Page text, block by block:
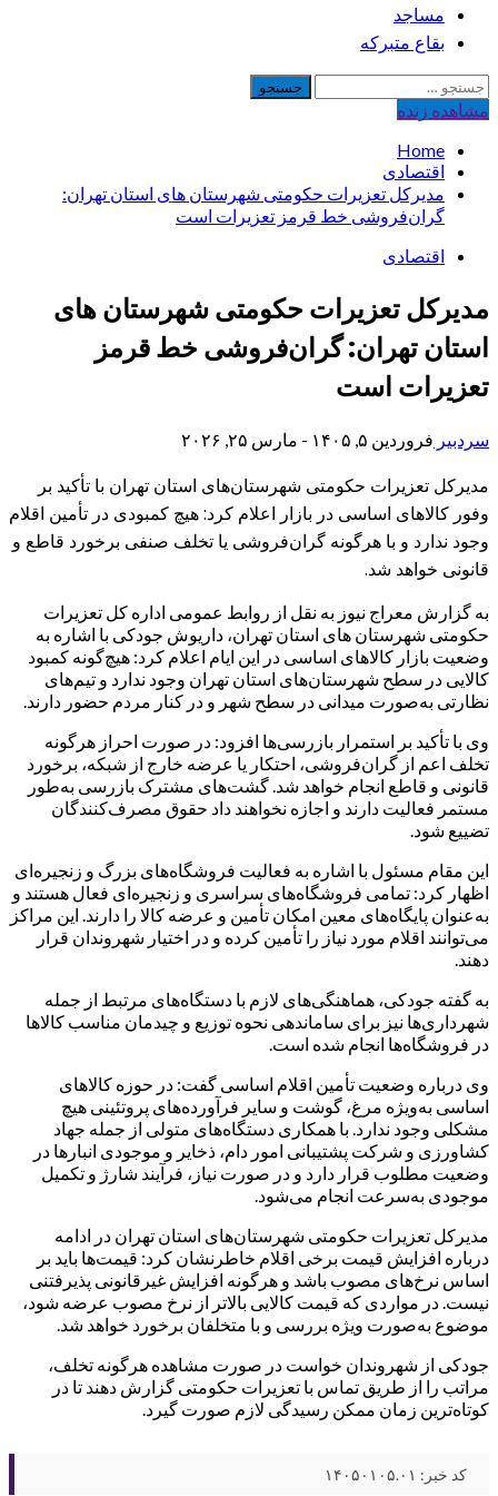
مساجد
بقاع متبرکه
جستجو
برای:
مشاهده‌ زنده
Home
اقتصادی
مدیرکل تعزیرات حکومتی شهرستان های استان تهران:
گران‌فروشی خط قرمز تعزیرات است
اقتصادی
مدیرکل تعزیرات حکومتی شهرستان های
استان تهران: گران‌فروشی خط قرمز
تعزیرات است
سردبیر فروردین ۵, ۱۴۰۵ - مارس ۲۵, ۲۰۲۶
مدیرکل تعزیرات حکومتی شهرستان‌های استان تهران با تأکید بر
وفور کالاهای اساسی در بازار اعلام کرد: هیچ کمبودی در تأمین اقلام
وجود ندارد و با هرگونه گران‌فروشی یا تخلف صنفی برخورد قاطع و
قانونی خواهد شد.
به گزارش معراج نیوز به نقل از روابط عمومی اداره کل تعزیرات
حکومتی شهرستان های استان تهران، داریوش جودکی با اشاره به
وضعیت بازار کالاهای اساسی در این ایام اعلام کرد: هیچ‌گونه کمبود
کالایی در سطح شهرستان‌های استان تهران وجود ندارد و تیم‌های
نظارتی به‌صورت میدانی در سطح شهر و در کنار مردم حضور دارند.
وی با تأکید بر استمرار بازرسی‌ها افزود: در صورت احراز هرگونه
تخلف اعم از گران‌فروشی، احتکار یا عرضه خارج از شبکه، برخورد
قانونی و قاطع انجام خواهد شد. گشت‌های مشترک بازرسی به‌طور
مستمر فعالیت دارند و اجازه نخواهند داد حقوق مصرف‌کنندگان
تضییع شود.
این مقام مسئول با اشاره به فعالیت فروشگاه‌های بزرگ و زنجیره‌ای
اظهار کرد: تمامی فروشگاه‌های سراسری و زنجیره‌ای فعال هستند و
به‌عنوان پایگاه‌های معین امکان تأمین و عرضه کالا را دارند. این مراکز
می‌توانند اقلام مورد نیاز را تأمین کرده و در اختیار شهروندان قرار
دهند.
به گفته جودکی، هماهنگی‌های لازم با دستگاه‌های مرتبط از جمله
شهرداری‌ها نیز برای ساماندهی نحوه توزیع و چیدمان مناسب کالاها
در فروشگاه‌ها انجام شده است.
وی درباره وضعیت تأمین اقلام اساسی گفت: در حوزه کالاهای
اساسی به‌ویژه مرغ، گوشت و سایر فرآورده‌های پروتئینی هیچ
مشکلی وجود ندارد. با همکاری دستگاه‌های متولی از جمله جهاد
کشاورزی و شرکت پشتیبانی امور دام، ذخایر و موجودی انبارها در
وضعیت مطلوب قرار دارد و در صورت نیاز، فرآیند شارژ و تکمیل
موجودی به‌سرعت انجام می‌شود.
مدیرکل تعزیرات حکومتی شهرستان‌های استان تهران در ادامه
درباره افزایش قیمت برخی اقلام خاطرنشان کرد: قیمت‌ها باید بر
اساس نرخ‌های مصوب باشد و هرگونه افزایش غیرقانونی پذیرفتنی
نیست. در مواردی که قیمت کالایی بالاتر از نرخ مصوب عرضه شود،
موضوع به‌صورت ویژه بررسی و با متخلفان برخورد خواهد شد.
جودکی از شهروندان خواست در صورت مشاهده هرگونه تخلف،
مراتب را از طریق تماس با تعزیرات حکومتی گزارش دهند تا در
کوتاه‌ترین زمان ممکن رسیدگی لازم صورت گیرد.
کد خبر: ۱۴۰۵۰۱۰۵.۰۱